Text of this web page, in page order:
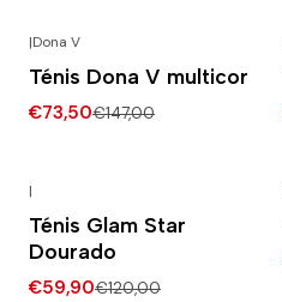
|Dona V
Ténis Dona V multicor
€73,50€147,00
|
Ténis Glam Star
Dourado
€59,90€120,00